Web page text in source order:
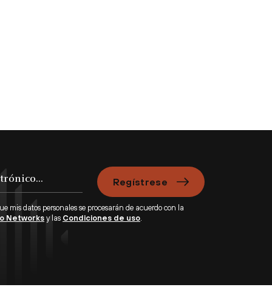
Regístrese
mis datos personales se procesarán de acuerdo con la
Networks y las Condiciones de uso.